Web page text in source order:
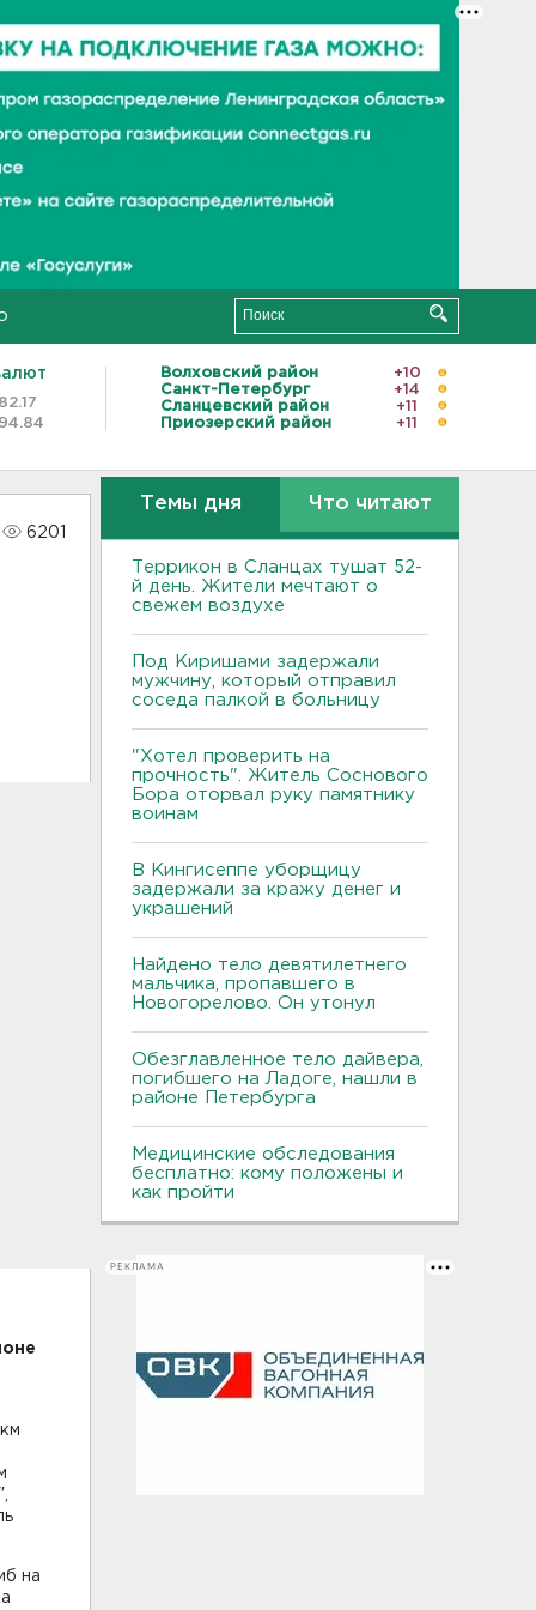
Волховский район
+10
Санкт-Петербург
+14
Сланцевский район
+11
Приозерский район
+11
6201
на
Темы дня Что читают
Террикон в Сланцах тушат 52-
й день. Жители мечтают о
свежем воздухе
Под Киришами задержали
мужчину, который отправил
соседа палкой в больницу
"Хотел проверить на
прочность". Житель Соснового
Бора оторвал руку памятнику
воинам
В Кингисеппе уборщицу
задержали за кражу денег и
украшений
Найдено тело девятилетнего
мальчика, пропавшего в
Новогорелово. Он утонул
Обезглавленное тело дайвера,
погибшего на Ладоге, нашли в
районе Петербурга
Медицинские обследования
бесплатно: кому положены и
как пройти
РЕКЛАМА